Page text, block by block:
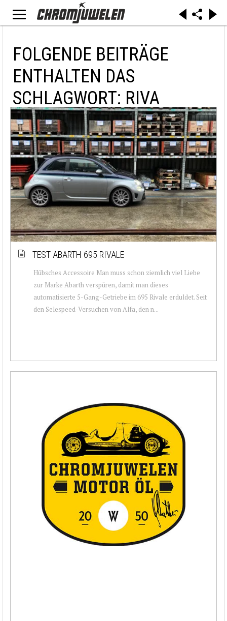
FOLGENDE BEITRÄGE
ENTHALTEN DAS
SCHLAGWORT: RIVA
TEST ABARTH 695 RIVALE
Hübsches Accessoire Man muss schon ziemlich viel Liebe
zur Marke Abarth verspüren, damit man dieses
automatisierte 5-Gang-Getriebe im 695 Rivale erduldet. Seit
den Selespeed-Versuchen von Alfa, den n...